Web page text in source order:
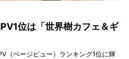
位は「世界樹カフェ＆ギ
（ページビュー）ランキング1位に輝